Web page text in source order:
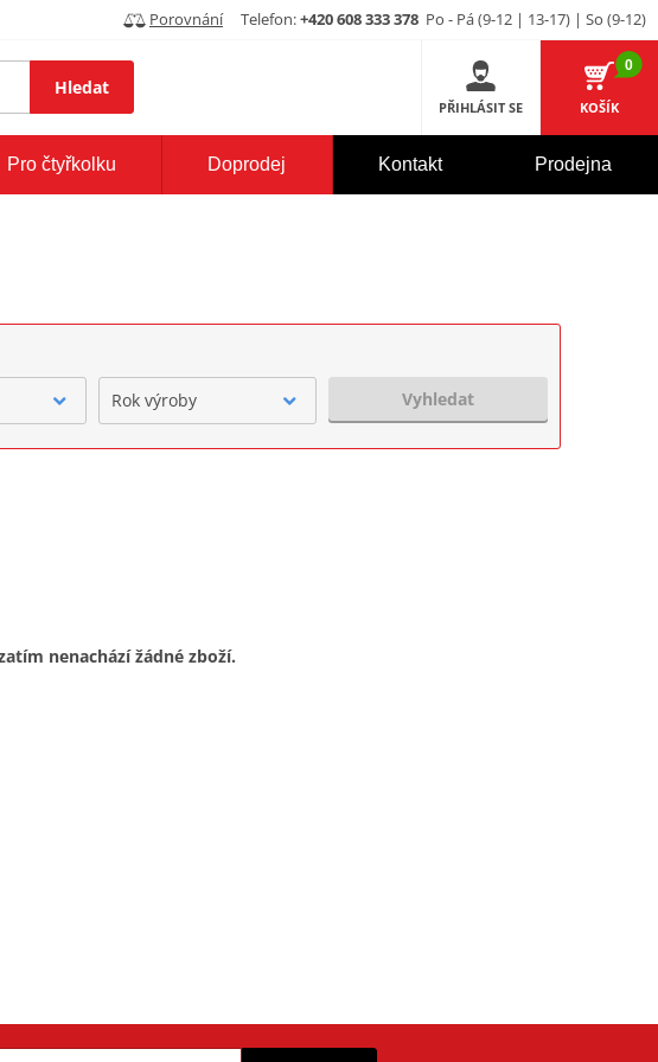
Porovnání Telefon:+420 608 333 378 Po - Pá (9-12 | 13-17) | So (9-12)
Hledat
PŘIHLÁSIT SE
0
KOŠÍK
Pro čtyřkolku Doprodej Kontakt Prodejna
Rok výroby Vyhledat
nenachází žádné zboží.